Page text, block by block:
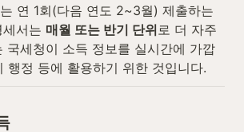
는 연 1회(다음 연도 2~3월) 제출하는
서는 매월 또는 반기 단위 로 더 자주
국세청이 소득 정보를 실시간에 가깝
행정 등에 활용하기 위한 것입니다.